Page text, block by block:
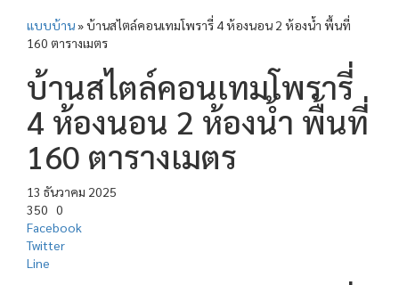
แบบบ้าน»บ้านสไตล์คอนเทมโพรารี่ 4 ห้องนอน 2 ห้องน้ำ พื้นที่
160 ตารางเมตร
บ้านสไตล์คอนเทมโพรารี่
4 ห้องนอน 2 ห้องน้ำ พื้นที่
160 ตารางเมตร
13 ธันวาคม 2025
350 0
Facebook
Twitter
Line